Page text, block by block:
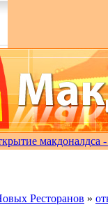
Ресторанов »